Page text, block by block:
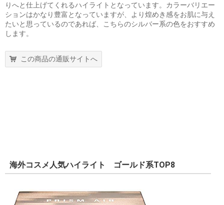
りへと仕上げてくれるハイライトとなっています。カラーバリエー
ションはかなり豊富となっていますが、より煌めき感をお肌に与え
たいと思っているのであれば、こちらのシルバー系の色をおすすめ
します。
この商品の通販サイトへ
海外コスメ人気ハイライト ゴールド系TOP8